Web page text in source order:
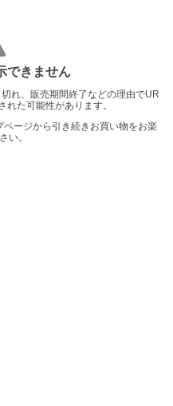
できません
れ、販売期間終了などの理由でUR
れた可能性があります。
ージから引き続きお買い物をお楽
い。